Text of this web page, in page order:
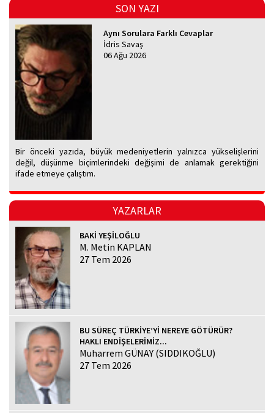
SON YAZI
Aynı Sorulara Farklı Cevaplar
İdris Savaş
06 Ağu 2026
Bir önceki yazıda, büyük medeniyetlerin yalnızca yükselişlerini
değil, düşünme biçimlerindeki değişimi de anlamak gerektiğini
ifade etmeye çalıştım.
YAZARLAR
BAKİ YEŞİLOĞLU
M. Metin KAPLAN
27 Tem 2026
BU SÜREÇ TÜRKİYE’Yİ NEREYE GÖTÜRÜR?
HAKLI ENDİŞELERİMİZ...
Muharrem GÜNAY (SIDDIKOĞLU)
27 Tem 2026